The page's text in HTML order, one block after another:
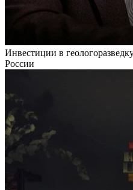
Инвестиции в
России